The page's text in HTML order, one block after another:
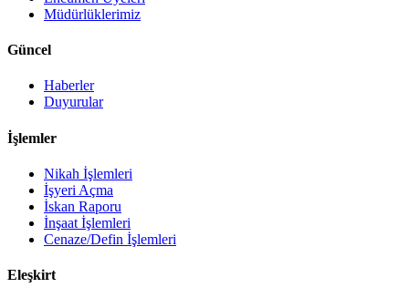
Müdürlüklerimiz
Güncel
Haberler
Duyurular
İşlemler
Nikah İşlemleri
İşyeri Açma
İskan Raporu
İnşaat İşlemleri
Cenaze/Defin İşlemleri
Eleşkirt